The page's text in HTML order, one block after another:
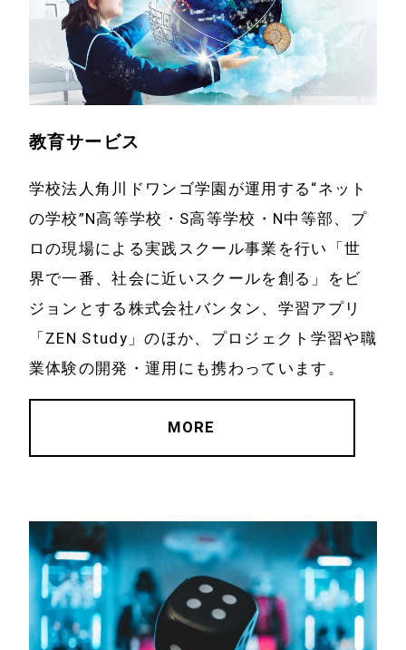
電子書籍関連サ
ービス
電子書籍取次事
お問い合わせ
教育サービス
学校法人角川ドワンゴ学園が運用する“ネット
の学校”N高等学校・S高等学校・N中等部、プ
ロの現場による実践スクール事業を行い「世
界で一番、社会に近いスクールを創る」をビ
ジョンとする株式会社バンタン、学習アプリ
「ZEN Study」のほか、プロジェクト学習や職
業体験の開発・運用にも携わっています。
MORE